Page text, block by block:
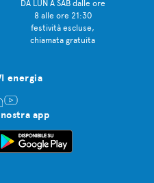
DA LUN A SAB dalle ore
8 alle ore 21:30
festività escluse,
chiamata gratuita
energia
app